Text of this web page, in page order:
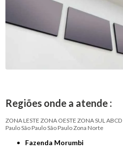
Regiões onde a atende :
ZONA LESTE ZONA OESTE ZONA SUL ABCD
PauloSão PauloSão PauloZona Norte
Fazenda Morumbi